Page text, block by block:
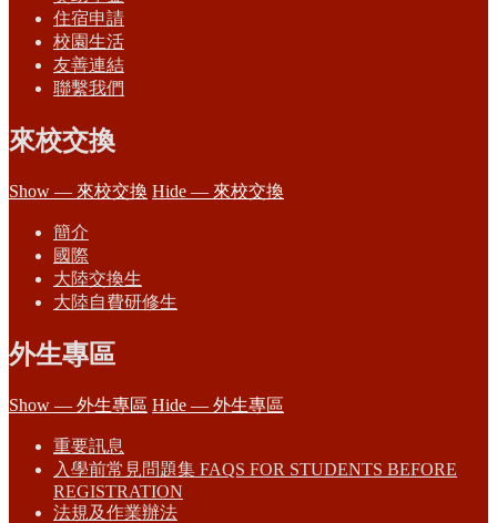
住宿申請
校園生活
友善連結
聯繫我們
來校交換
Show — 來校交換 Hide — 來校交換
簡介
國際
大陸交換生
大陸自費研修生
外生專區
Show — 外生專區 Hide — 外生專區
重要訊息
入學前常見問題集 FAQS FOR STUDENTS BEFORE
REGISTRATION
法規及作業辦法